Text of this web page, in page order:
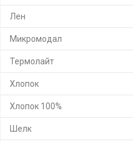
Лен
Микромодал
Термолайт
Хлопок
Хлопок 100%
Шелк